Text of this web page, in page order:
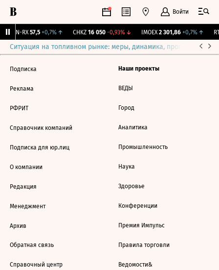
Войти
VEON-RX 57,5 +0,7%↑ CHKZ 16 050 -0,93%↓ IMOEX 2 301,86 +0,7%↑
Ситуация на топливном рынке: меры, динамика, прогнозы
Подписка
Реклама
РФРИТ
Справочник компаний
Подписка для юр.лиц
О компании
Редакция
Менеджмент
Архив
Обратная связь
Справочный центр
Наши проекты
ВЕДЫ
Город
Аналитика
Промышленность
Наука
Здоровье
Конференции
Премия Импульс
Правила торговли
Ведомости&